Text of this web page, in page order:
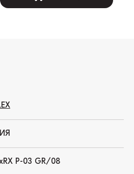
P-03 GR/08